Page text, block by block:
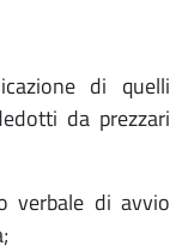
di quelli
da prezzari
verbale di avvio